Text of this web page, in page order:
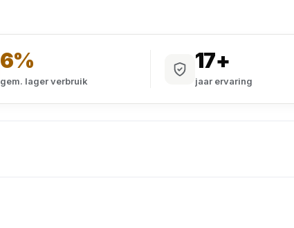
6%
gem. lager verbruik
17+
jaar ervaring